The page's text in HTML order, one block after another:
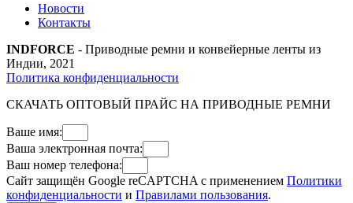
Новости
Контакты
INDFORCE - Приводные ремни и конвейерные ленты из
Индии, 2021
Политика конфиденциальности
СКАЧАТЬ ОПТОВЫЙ ПРАЙС НА ПРИВОДНЫЕ РЕМНИ
Ваше имя:
Ваша электронная почта:
Ваш номер телефона:
Сайт защищён Google reCAPTCHA с применением Политики
конфиденциальности и Правилами пользования.